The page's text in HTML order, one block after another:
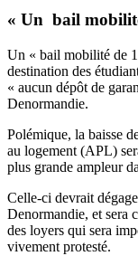
« Un bail
Un « bail mobilité de
destination des
« aucun dépôt de
Denormandie.
Polémique, la baisse
au logement (APL)
plus grande ampleur
Celle-ci devrait
Denormandie, et sera
des loyers qui sera
vivement protesté.